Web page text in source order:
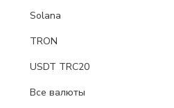
Solana
TRON
USDT TRC20
Все валюты